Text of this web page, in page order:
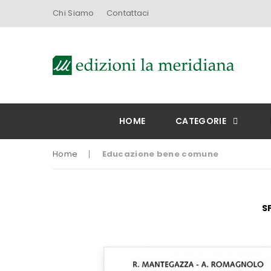
Chi Siamo Contattaci
HOME CATEGORIE
Home Educazione bene comune